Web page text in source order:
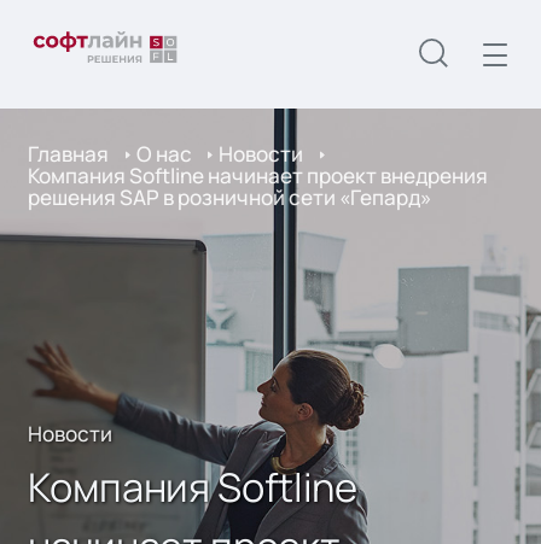
Главная О нас Новости
Компания Softline начинает проект внедрения
решения SAP в розничной сети «Гепард»
Новости
Компания Softline